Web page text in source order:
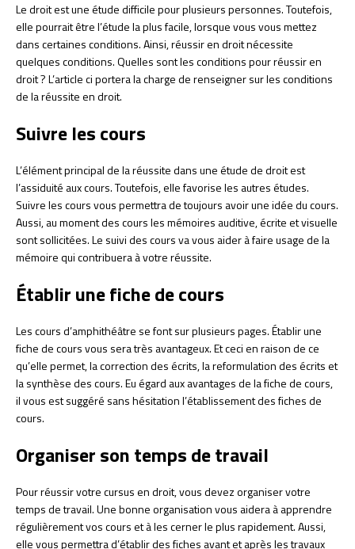
Le droit est une étude difficile pour plusieurs personnes. Toutefois,
elle pourrait être l’étude la plus facile, lorsque vous vous mettez
dans certaines conditions. Ainsi, réussir en droit nécessite
quelques conditions. Quelles sont les conditions pour réussir en
droit ? L’article ci portera la charge de renseigner sur les conditions
de la réussite en droit.
Suivre les cours
L’élément principal de la réussite dans une étude de droit est
l’assiduité aux cours. Toutefois, elle favorise les autres études.
Suivre les cours vous permettra de toujours avoir une idée du cours.
Aussi, au moment des cours les mémoires auditive, écrite et visuelle
sont sollicitées. Le suivi des cours va vous aider à faire usage de la
mémoire qui contribuera à votre réussite.
Établir une fiche de cours
Les cours d’amphithéâtre se font sur plusieurs pages. Établir une
fiche de cours vous sera très avantageux. Et ceci en raison de ce
qu’elle permet, la correction des écrits, la reformulation des écrits et
la synthèse des cours. Eu égard aux avantages de la fiche de cours,
il vous est suggéré sans hésitation l’établissement des fiches de
cours.
Organiser son temps de travail
Pour réussir votre cursus en droit, vous devez organiser votre
temps de travail. Une bonne organisation vous aidera à apprendre
régulièrement vos cours et à les cerner le plus rapidement. Aussi,
elle vous permettra d’établir des fiches avant et après les travaux